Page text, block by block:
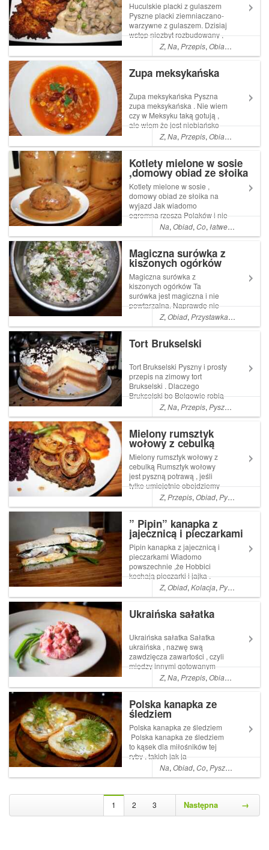
Huculskie placki z gulaszem
Pyszne placki ziemniaczano-
warzywne z gulaszem. Dzisiaj
wstęp niezbyt rozbudowany ,
cóż nie zawsze mam wenę , a
ostatnio przytępiają ją
Read More ... Artykuł
Huculskie placki z gulaszem
pochodzi z ...
Z,Na,Przepis,Obiad ,
Zupa meksykańska
Zupa meksykańska Pyszna
zupa meksykańska . Nie wiem
czy w Meksyku taką gotują ,
ale wiem że jest niebiańsko
dobra . Uwielbiam te smaki .
Po prostu meksyk w garnku
meksykańska pochodzi z
serwisu Ogrodnik w podróży.
Z,Na,Przepis,Obiad ,
Kotlety mielone w sosie
,domowy obiad ze słoika
na wyjazd
Kotlety mielone w sosie ,
domowy obiad ze słoika na
wyjazd Jak wiadomo
ogromna rzesza Polaków i nie
tylko ,pracuje za granicą lub w
innych częściach Polski . Ta
Artykuł Kotlety mielone w
sosie ,domowy obiad ze
słoika na wyjazd p...
Na,Obiad,Co,łatwe,Danie
Magiczna surówka z
kiszonych ogórków
Magiczna surówka z
kiszonych ogórków Ta
surówka jest magiczna i nie
powtarzalna. Naprawdę nie
uwierzycie ile smakowitych
aromatów oddaje to proste ,
jakim jest kiszony Read More
kiszonych ogórkó...
Z,Obiad,Przystawka,Pyszna
Tort Brukselski
Tort Brukselski Pyszny i prosty
przepis na zimowy tort
Brukselski . Dlaczego
Brukselski bo Belgowie robią
najlepsze słodycze i
czekoladę
Z,Na,Przepis,Pyszne
Mielony rumsztyk
wołowy z cebulką
Mielony rumsztyk wołowy z
cebulką Rumsztyk wołowy
jest pyszną potrawą , jeśli
tylko umiejętnie obejdziemy
się z mieloną wołowiną .
Chłopcy byli co do niego
moje podejście Read More ...
Artykuł Mielony rumsztyk
wołowy z cebulką...
Z,Przepis,Obiad,Pyszne
” Pipin” kanapka z
jajecznicą i pieczarkami
Pipin kanapka z jajecznicą i
pieczarkami Wiadomo
powszechnie ,że Hobbici
kochają pieczarki i jajka .
Uwielbiają jeść , tak po prostu
, obficie i smacznie . Pipin to
kanapka z jajecznicą i piecz...
Z,Obiad,Kolacja,Pyszne
Ukraińska sałatka
Ukraińska sałatka Sałatka
ukraińska , nazwę swą
zawdzięcza zawartości , czyli
między innymi gotowanym
buraczkom
Z,Na,Przepis,Obiad ,
Polska kanapka ze
śledziem
Polska kanapka ze śledziem
Polska kanapka ze śledziem
to kąsek dla miłośników tej
ryby , takich jak ja
Na,Obiad,Co,Pyszne
1 2 3 Następna →